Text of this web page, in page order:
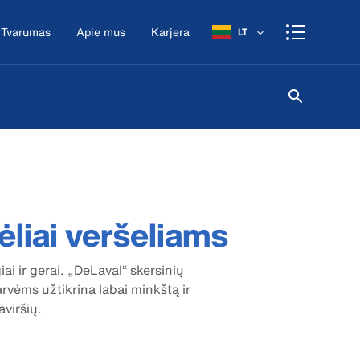
Tvarumas Apie mus Karjera LT
veršeliams
ir gerai. „DeLaval“ skersinių
užtikrina labai minkštą ir